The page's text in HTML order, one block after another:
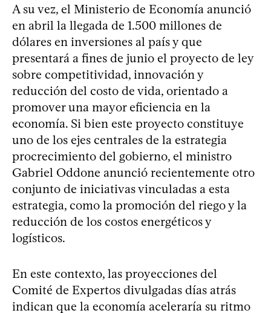
A su vez, el Ministerio de Economía anunció
en abril la llegada de 1.500 millones de
dólares en inversiones al país y que
presentará a fines de junio el proyecto de ley
sobre competitividad, innovación y
reducción del costo de vida, orientado a
promover una mayor eficiencia en la
economía. Si bien este proyecto constituye
uno de los ejes centrales de la estrategia
procrecimiento del gobierno, el ministro
Gabriel Oddone anunció recientemente otro
conjunto de iniciativas vinculadas a esta
estrategia, como la promoción del riego y la
reducción de los costos energéticos y
logísticos.
En este contexto, las proyecciones del
Comité de Expertos divulgadas días atrás
indican que la economía aceleraría su ritmo